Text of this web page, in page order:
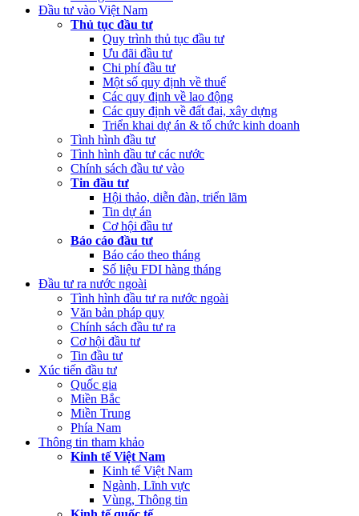
Đầu tư vào Việt Nam
Thủ tục đầu tư
Quy trình thủ tục đầu tư
Ưu đãi đầu tư
Chi phí đầu tư
Một số quy định về thuế
Các quy định về lao động
Các quy định về đất đai, xây dựng
Triển khai dự án & tổ chức kinh doanh
Tình hình đầu tư
Tình hình đầu tư các nước
Chính sách đầu tư vào
Tin đầu tư
Hội thảo, diễn đàn, triển lãm
Tin dự án
Cơ hội đầu tư
Báo cáo đầu tư
Báo cáo theo tháng
Số liệu FDI hàng tháng
Đầu tư ra nước ngoài
Tình hình đầu tư ra nước ngoài
Văn bản pháp quy
Chính sách đầu tư ra
Cơ hội đầu tư
Tin đầu tư
Xúc tiến đầu tư
Quốc gia
Miền Bắc
Miền Trung
Phía Nam
Thông tin tham khảo
Kinh tế Việt Nam
Kinh tế Việt Nam
Ngành, Lĩnh vực
Vùng, Thông tin